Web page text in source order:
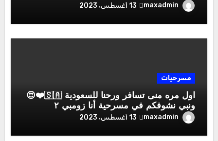
maxadmin 13 أغسطس، 2023
مسرحيات
اول مره منى تسافر ورحنا للسعودية 🇸🇦❤️😍
ونبي نشوفكم في مسرحية أنا زومبي ٢
maxadmin 13 أغسطس، 2023